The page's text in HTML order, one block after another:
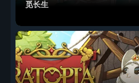
觅长生